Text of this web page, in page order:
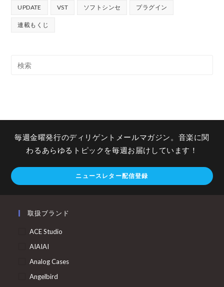
UPDATE VST ソフトシンセ プラグイン
連載もくじ
毎週金曜発行のディリゲントメールマガジン。音楽に関
わるあらゆるトピックを毎週お届けしています！
ニュースレター配信登録
取扱ブランド
ACE Studio
AIAIAI
Analog Cases
Angelbird